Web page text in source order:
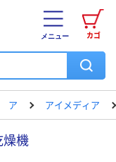
カゴ
メニュー
ア アイメディア
燥機